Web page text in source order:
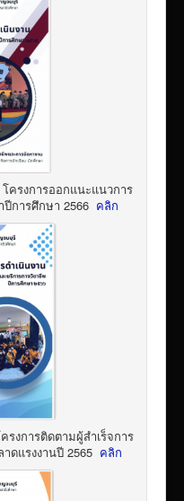
โครงการออกแนะแนวการ
การศึกษา 2566 คลิก
รงการติดตามผู้สำเร็จการ
ดแรงงานปี 2565 คลิก